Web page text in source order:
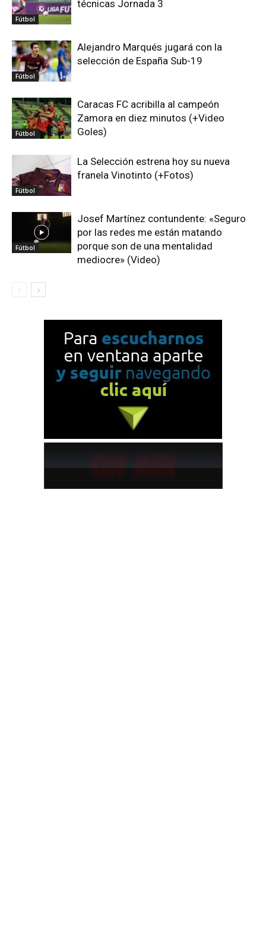
Fútbol
técnicas Jornada 3
Fútbol
Alejandro Marqués jugará con la
selección de España Sub-19
Fútbol
Caracas FC acribilla al campeón
Zamora en diez minutos (+Video
Goles)
Fútbol
La Selección estrena hoy su nueva
franela Vinotinto (+Fotos)
Fútbol
Josef Martínez contundente: «Seguro
por las redes me están matando
porque son de una mentalidad
mediocre» (Video)